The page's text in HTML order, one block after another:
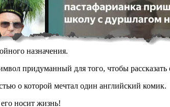
назначения.
придуманный для того, чтобы рассказать
о которой мечтал один английский комик.
носит жизнь!